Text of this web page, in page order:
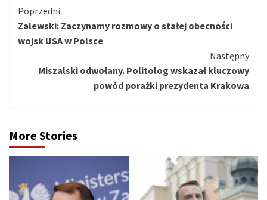
Kontynuuj
czytanie
Poprzedni
Zalewski: Zaczynamy rozmowy o stałej obecności
wojsk USA w Polsce
Następny
Miszalski odwołany. Politolog wskazał kluczowy
powód porażki prezydenta Krakowa
More Stories